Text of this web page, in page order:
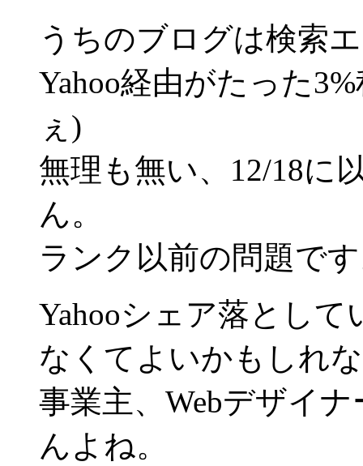
うちのブログは検索
Yahoo経由がたった
ぇ)
無理も無い、12/18に
ん。
ランク以前の問題で
Yahooシェア落とし
なくてよいかもしれ
事業主、Webデザイ
んよね。